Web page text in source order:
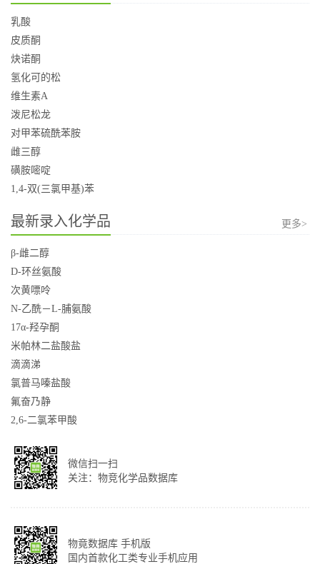
乳酸
皮质酮
炔诺酮
氢化可的松
维生素A
泼尼松龙
对甲苯硫酰苯胺
雌三醇
磺胺嘧啶
1,4-双(三氯甲基)苯
最新录入化学品 更多>
β-雌二醇
D-环丝氨酸
次黄嘌呤
N-乙酰－L-脯氨酸
17α-羟孕酮
米帕林二盐酸盐
滴滴涕
氯普马嗪盐酸
氟奋乃静
2,6-二氯苯甲酸
微信扫一扫
关注：物竞化学品数据库
物竟数据库 手机版
国内首款化工类专业手机应用